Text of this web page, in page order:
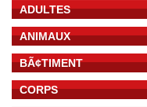
ADULTES
ANIMAUX
BÃ¢TIMENT
CORPS